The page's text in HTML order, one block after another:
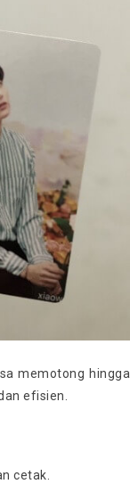
memotong hingga
efisien.
cetak.